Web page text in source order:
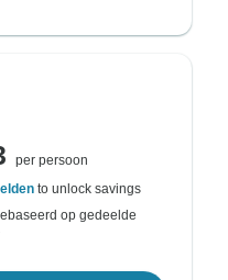
per persoon
to unlock savings
op gedeelde